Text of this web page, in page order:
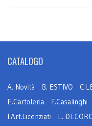
CATALOGO
A. Novità B. ESTIVO
E.Cartoleria
F.Casalinghi
I.Art.Licenziati
L.